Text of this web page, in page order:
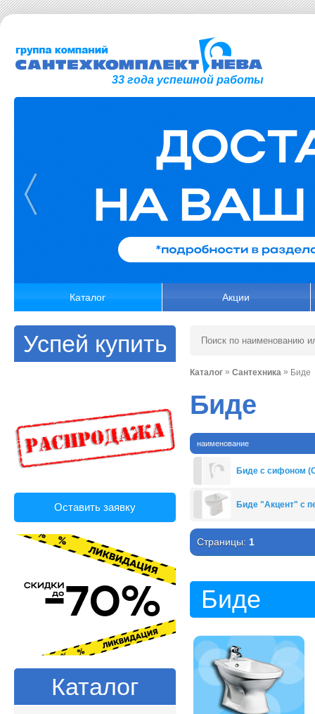
33 года успешной работы
Каталог Акции
Успей купить
Оставить заявку
Каталог
Каталог » Сантехника » Биде
Биде
наименование
Биде с сифоном
Биде "Акцент" с
Страницы: 1
Биде